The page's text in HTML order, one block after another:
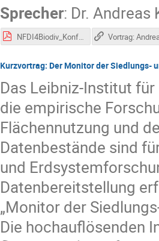
Sprecher: Dr. Andreas
NFDI4Biodiv_Konf2021_NMZB_Kruess.pdf
Kurzvortrag: Der Monitor der Siedlungs-
Das Leibniz-Institut
die empirische
Flächennutzung und
Datenbestände sind
und
Datenbereitstellung
„Monitor der
Die hochauflösenden